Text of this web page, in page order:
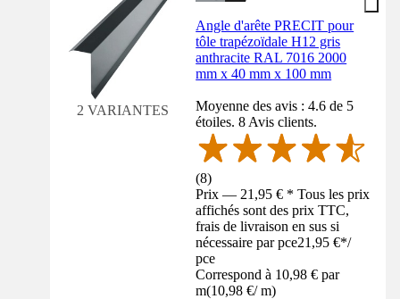
2 VARIANTES
Angle d'arête PRECIT pour
tôle trapézoïdale H12 gris
anthracite RAL 7016 2000
mm x 40 mm x 100 mm
Moyenne des avis : 4.6 de 5
étoiles. 8 Avis clients.
(8)
Prix — 21,95 € * Tous les prix
affichés sont des prix TTC,
frais de livraison en sus si
nécessaire par pce21,95 €*/
pce
Correspond à 10,98 € par
m(10,98 €/ m)